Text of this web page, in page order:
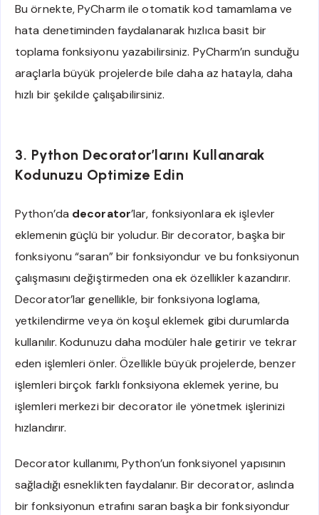
Bu örnekte, PyCharm ile otomatik kod tamamlama ve
hata denetiminden faydalanarak hızlıca basit bir
toplama fonksiyonu yazabilirsiniz. PyCharm’ın sunduğu
araçlarla büyük projelerde bile daha az hatayla, daha
hızlı bir şekilde çalışabilirsiniz.
3. Python Decorator’larını Kullanarak
Kodunuzu Optimize Edin
Python’da decorator’lar, fonksiyonlara ek işlevler
eklemenin güçlü bir yoludur. Bir decorator, başka bir
fonksiyonu “saran” bir fonksiyondur ve bu fonksiyonun
çalışmasını değiştirmeden ona ek özellikler kazandırır.
Decorator’lar genellikle, bir fonksiyona loglama,
yetkilendirme veya ön koşul eklemek gibi durumlarda
kullanılır. Kodunuzu daha modüler hale getirir ve tekrar
eden işlemleri önler. Özellikle büyük projelerde, benzer
işlemleri birçok farklı fonksiyona eklemek yerine, bu
işlemleri merkezi bir decorator ile yönetmek işlerinizi
hızlandırır.
Decorator kullanımı, Python’un fonksiyonel yapısının
sağladığı esneklikten faydalanır. Bir decorator, aslında
bir fonksiyonun etrafını saran başka bir fonksiyondur